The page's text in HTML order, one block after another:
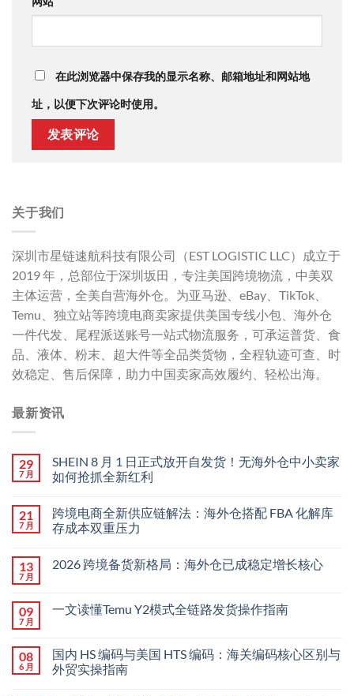
在此浏览器中保存我的显示名称、邮箱地址和网站地
址，以便下次评论时使用。
关于我们
深圳市星链速航科技有限公司（EST LOGISTIC LLC）成立于
2019 年，总部位于深圳坂田，专注美国跨境物流，中美双
主体运营，全美自营海外仓。为亚马逊、eBay、TikTok、
Temu、独立站等跨境电商卖家提供美国专线小包、海外仓
一件代发、尾程派送账号一站式物流服务，可承运普货、食
品、液体、粉末、超大件等全品类货物，全程轨迹可查、时
效稳定、售后保障，助力中国卖家高效履约、轻松出海。
最新资讯
29
7 月
SHEIN 8 月 1 日正式放开自发货！无海外仓中小卖家
如何抢抓全新红利
21
7 月
跨境电商全新供应链解法：海外仓搭配 FBA 化解库
存成本双重压力
13
7 月
2026 跨境备货新格局：海外仓已成稳定增长核心
09
7 月
一文读懂Temu Y2模式全链路发货操作指南
08
6 月
国内 HS 编码与美国 HTS 编码：海关编码核心区别与
外贸实操指南